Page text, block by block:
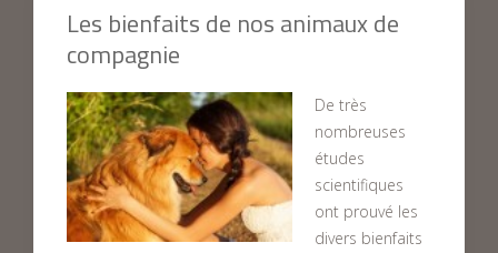
Les bienfaits de nos animaux de
compagnie
De très
nombreuses
études
scientifiques
ont prouvé les
divers bienfaits